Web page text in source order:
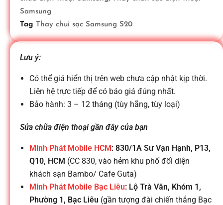
ệ
n
t
h
o
ạ
Samsung
Tag Thay chui sạc Samsung S20
Lưu ý:
Có thể giá hiển thị trên web chưa cập nhật kịp thời.
Liên hệ trực tiếp để có báo giá đúng nhất.
Bảo hành: 3 – 12 tháng (tùy hãng, tùy loại)
Sửa chữa điện thoại gần đây của bạn
Minh Phát Mobile HCM: 830/1A Sư Vạn Hạnh, P13,
Q10, HCM (CC 830, vào hẻm khu phố đối diện
khách sạn Bambo/ Cafe Guta)
Minh Phát Mobile Bạc Liêu: Lộ Trà Văn, Khóm 1,
Phường 1, Bạc Liêu (gần tượng đài chiến thắng Bạc